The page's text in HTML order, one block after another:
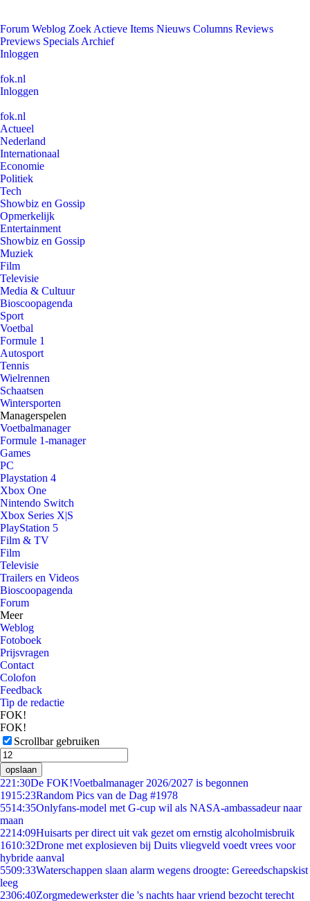
Forum Weblog Zoek Actieve Items Nieuws Columns Reviews
Previews Specials Archief
Inloggen
fok.nl
Inloggen
fok.nl
Actueel
Nederland
Internationaal
Economie
Politiek
Tech
Showbiz en Gossip
Opmerkelijk
Entertainment
Showbiz en Gossip
Muziek
Film
Televisie
Media & Cultuur
Bioscoopagenda
Sport
Voetbal
Formule 1
Autosport
Tennis
Wielrennen
Schaatsen
Wintersporten
Managerspelen
Voetbalmanager
Formule 1-manager
Games
PC
Playstation 4
Xbox One
Nintendo Switch
Xbox Series X|S
PlayStation 5
Film & TV
Film
Televisie
Trailers en Videos
Bioscoopagenda
Forum
Meer
Weblog
Fotoboek
Prijsvragen
Contact
Colofon
Feedback
Tip de redactie
FOK!
FOK!
Scrollbar gebruiken
opslaan
221:30De FOK!Voetbalmanager 2026/2027 is begonnen
1915:23Random Pics van de Dag #1978
5514:35Onlyfans-model met G-cup wil als NASA-ambassadeur naar
maan
2214:09Huisarts per direct uit vak gezet om ernstig alcoholmisbruik
1610:32Drone met explosieven bij Duits vliegveld voedt vrees voor
hybride aanval
5509:33Waterschappen slaan alarm wegens droogte: Gereedschapskist
leeg
2306:40Zorgmedewerkster die 's nachts haar vriend bezocht terecht